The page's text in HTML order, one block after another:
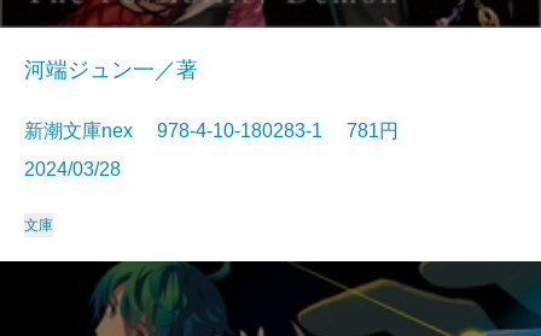
河端ジュン一／著
新潮文庫nex 978-4-10-180283-1 781円
2024/03/28
文庫